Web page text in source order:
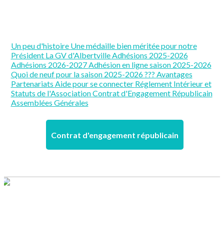
Un peu d'histoire Une médaille bien méritée pour notre
Président La GV d'AlbertvilleAdhésions 2025-2026
Adhésions 2026-2027Adhésion en ligne saison 2025-2026
Quoi de neuf pour la saison 2025-2026 ??? Avantages
Partenariats Aide pour se connecter Réglement Intérieur et
Statuts de l'AssociationContrat d'Engagement Républicain
Assemblées Générales
Contrat d'engagement républicain